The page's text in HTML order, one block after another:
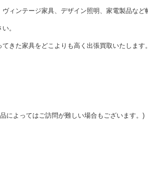
ィンテージ家具、デザイン照明、家電製品など
。
きた家具をどこよりも高く出張買取いたします。
によってはご訪問が難しい場合もございます。)